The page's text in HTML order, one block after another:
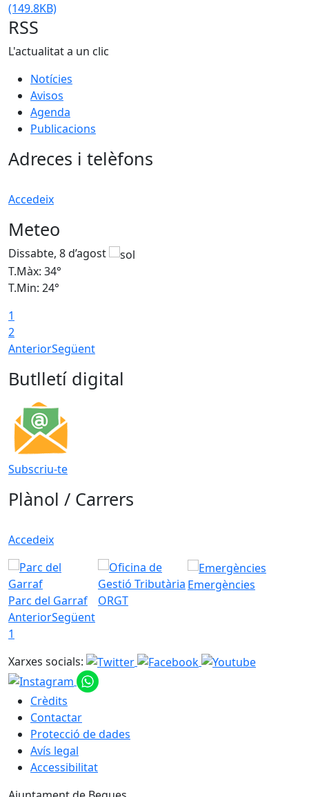
(149.8KB)
RSS
L'actualitat a un clic
Notícies
Avisos
Agenda
Publicacions
Adreces i telèfons
Accedeix
Meteo
Dissabte, 8 d’agost
T.Màx: 34°
T.Min: 24°
1
2
AnteriorSegüent
Butlletí digital
Subscriu-te
Plànol / Carrers
Accedeix
Parc del Garraf ORGT
Emergències
AnteriorSegüent
1
Xarxes socials:
Crèdits
Contactar
Protecció de dades
Avís legal
Accessibilitat